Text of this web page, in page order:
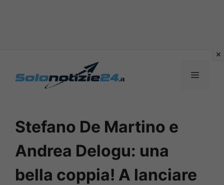
MENU
Stefano De Martino e
Andrea Delogu: una
bella coppia! A lanciare